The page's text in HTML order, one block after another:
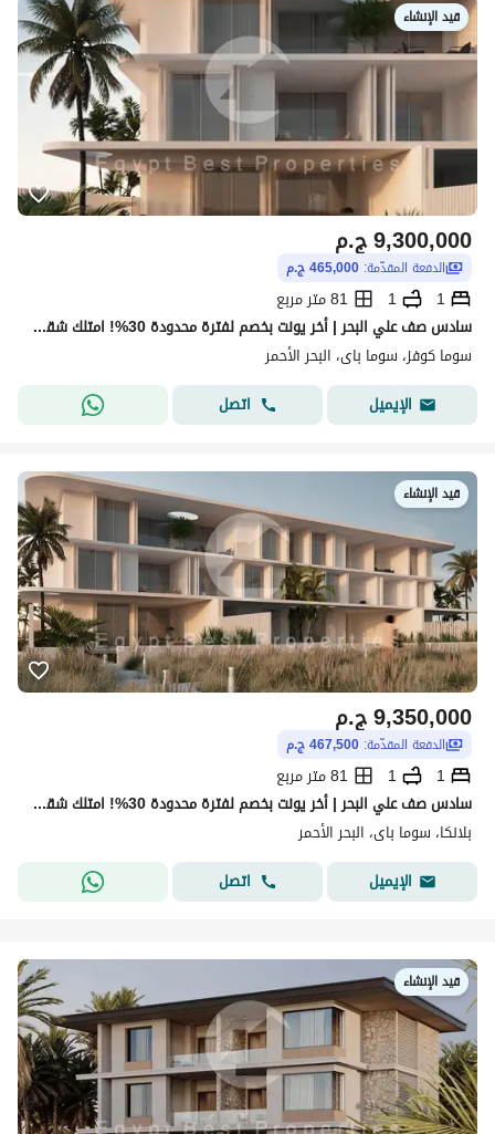
قيد الإنشاء
ج.م9,300,000
الدفعة المقدّمة: 465,000 ج.م
1
1
81 متر مربع
سادس صف علي البحر | أخر يونت بخصم لفترة محدودة 30%! امتلك شقة غرفة نوم باطلاله علي وملعب الجولف في سوما باي | مقدم 5% فقط وتقسيط حتى 5 سنوات
سوما كوفز، سوما باى، البحر الأحمر
الإيميل
اتصل
قيد الإنشاء
ج.م9,350,000
الدفعة المقدّمة: 467,500 ج.م
1
1
81 متر مربع
سادس صف علي البحر | أخر يونت بخصم لفترة محدودة 30%! امتلك شقة غرفة نوم باطلاله علي وملعب الجولف في سوما باي | مقدم 5% فقط وتقسيط حتى 5 سنوات
بلانكا، سوما باى، البحر الأحمر
الإيميل
اتصل
قيد الإنشاء